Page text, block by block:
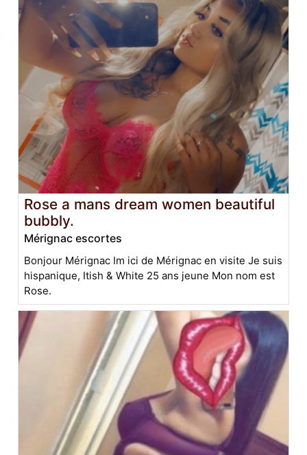
Rose a mans dream women beautiful
bubbly.
Mérignac escortes
Bonjour Mérignac Im ici de Mérignac en visite Je suis
hispanique, Itish & White 25 ans jeune Mon nom est
Rose.